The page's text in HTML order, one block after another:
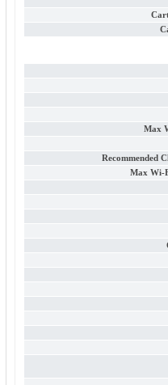
Max
Recommended
Max Wi-